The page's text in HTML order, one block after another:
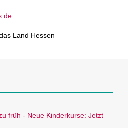
Land Hessen
früh - Neue Kinderkurse: Jetzt